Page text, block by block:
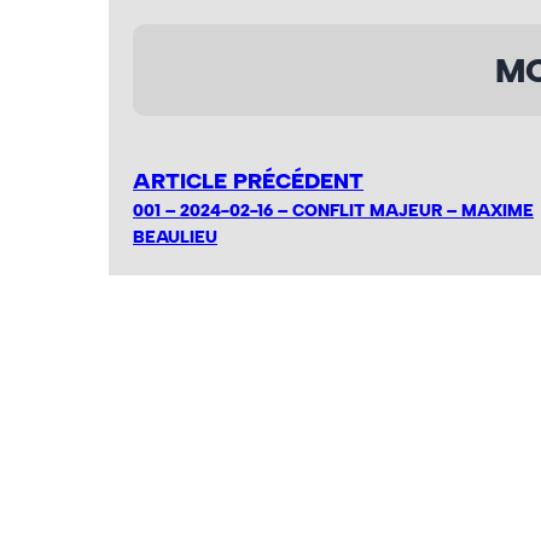
ARTICLE PRÉCÉDENT
001 – 2024-02-16 – CONFLIT MAJEUR – MAXIME
BEAULIEU